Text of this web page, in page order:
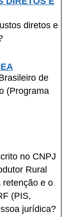
diretos e
de
(Programa
no CNPJ
Rural
e o
(PIS,
jurídica?